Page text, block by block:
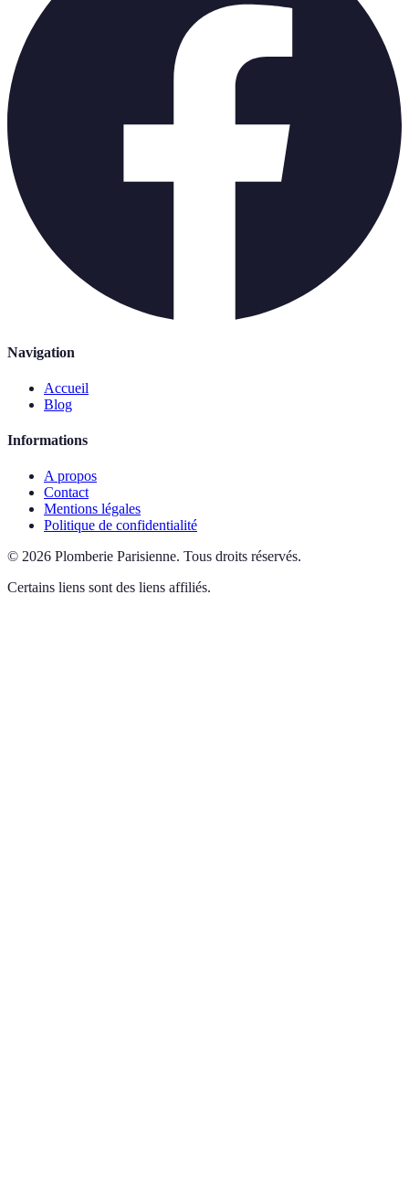
Navigation
Accueil
Blog
Informations
A propos
Contact
Mentions légales
Politique de confidentialité
© 2026 Plomberie Parisienne. Tous droits réservés.
Certains liens sont des liens affiliés.